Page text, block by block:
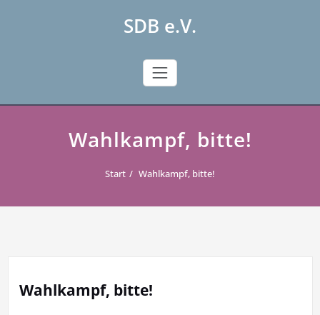
SDB e.V.
Wahlkampf, bitte!
Start Wahlkampf, bitte!
Wahlkampf, bitte!